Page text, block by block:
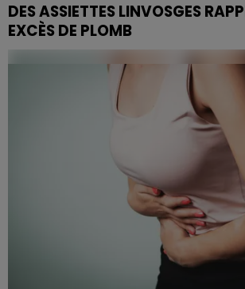
DES ASSIETTES LINVOSGES
EXCÈS DE PLOMB
Du plomb a été détecté dans deux
céramique vendues entre 2020 et